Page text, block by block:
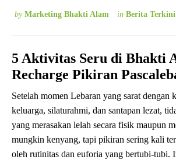
by Marketing Bhakti Alam in Berita Terkini
5 Aktivitas Seru di Bhakti
Recharge Pikiran
Setelah momen Lebaran yang sarat dengan
keluarga, silaturahmi, dan santapan lezat,
yang merasakan lelah secara fisik maupun
mungkin kenyang, tapi pikiran sering kali
oleh rutinitas dan euforia yang bertubi-tubi.